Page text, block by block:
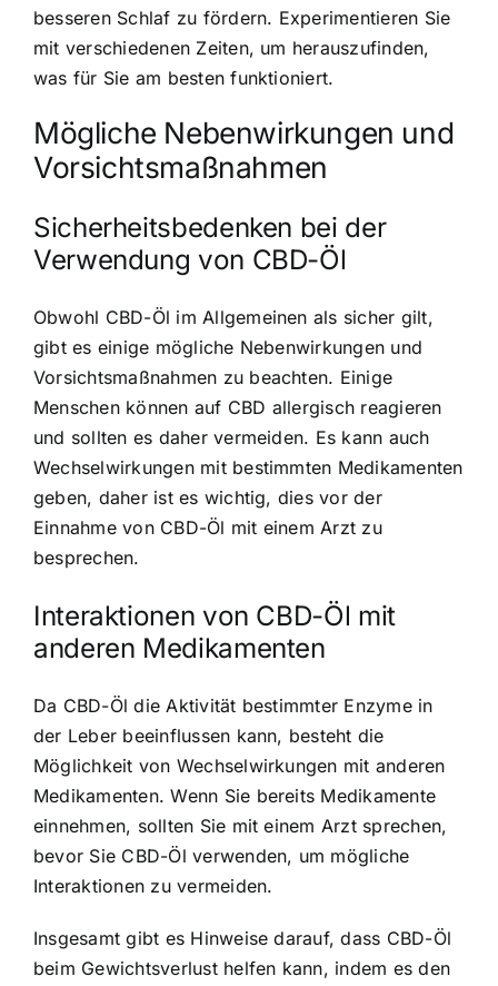
besseren Schlaf zu fördern. Experimentieren Sie
mit verschiedenen Zeiten, um herauszufinden,
was für Sie am besten funktioniert.
Mögliche Nebenwirkungen und
Vorsichtsmaßnahmen
Sicherheitsbedenken bei der
Verwendung von CBD-Öl
Obwohl CBD-Öl im Allgemeinen als sicher gilt,
gibt es einige mögliche Nebenwirkungen und
Vorsichtsmaßnahmen zu beachten. Einige
Menschen können auf CBD allergisch reagieren
und sollten es daher vermeiden. Es kann auch
Wechselwirkungen mit bestimmten Medikamenten
geben, daher ist es wichtig, dies vor der
Einnahme von CBD-Öl mit einem Arzt zu
besprechen.
Interaktionen von CBD-Öl mit
anderen Medikamenten
Da CBD-Öl die Aktivität bestimmter Enzyme in
der Leber beeinflussen kann, besteht die
Möglichkeit von Wechselwirkungen mit anderen
Medikamenten. Wenn Sie bereits Medikamente
einnehmen, sollten Sie mit einem Arzt sprechen,
bevor Sie CBD-Öl verwenden, um mögliche
Interaktionen zu vermeiden.
Insgesamt gibt es Hinweise darauf, dass CBD-Öl
beim Gewichtsverlust helfen kann, indem es den